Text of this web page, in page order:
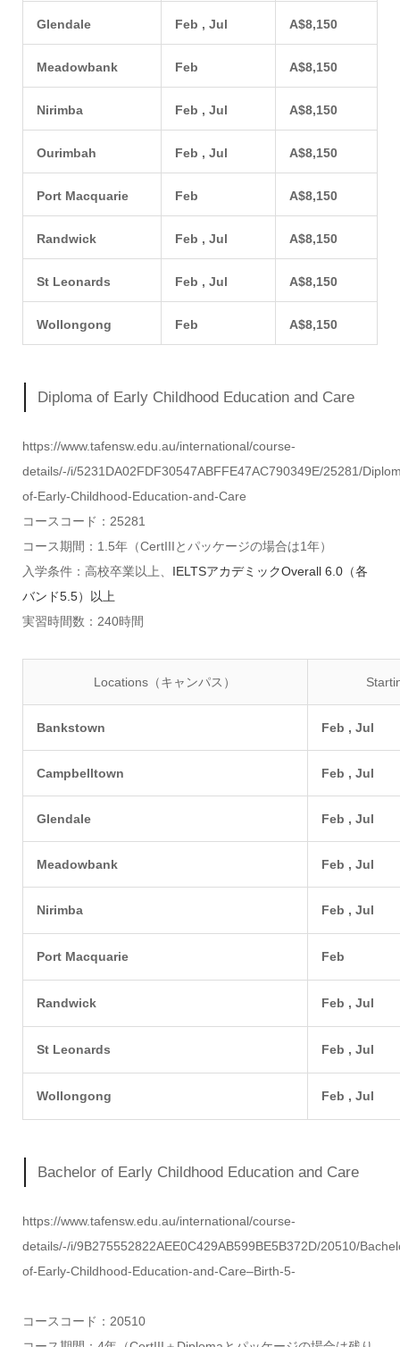
Glendale Feb , Jul A$8,150
Meadowbank Feb A$8,150
Nirimba Feb , Jul A$8,150
Ourimbah Feb , Jul A$8,150
Port Macquarie Feb A$8,150
Randwick Feb , Jul A$8,150
St Leonards Feb , Jul A$8,150
Wollongong Feb A$8,150
Diploma of Early Childhood Education and Care
https://www.tafensw.edu.au/international/course-
details/-/i/5231DA02FDF30547ABFFE47AC790349E/25281/
of-Early-Childhood-Education-and-Care
コースコード：25281
コース期間：1.5年（CertIIIとパッケージの場合は1年）
入学条件：高校卒業以上、 IELTSアカデミックOverall 6.0（各
バンド5.5）以上
実習時間数：240時間
Locations（キャンパス）
Bankstown Feb , Jul
Campbelltown Feb , Jul
Glendale Feb , Jul
Meadowbank Feb , Jul
Nirimba Feb , Jul
Port Macquarie Feb
Randwick Feb , Jul
St Leonards Feb , Jul
Wollongong Feb , Jul
Bachelor of Early Childhood Education and Care
https://www.tafensw.edu.au/international/course-
details/-/i/9B275552822AEE0C429AB599BE5B372D/20510/
of-Early-Childhood-Education-and-Care–Birth-5-
コースコード：20510